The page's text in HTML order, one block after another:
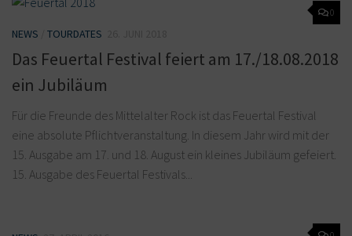
0
NEWS TOURDATES
Das Feuertal Festival feiert am 17./18.08.2018
ein Jubiläum
Für die Freunde des Mittelalter Rock ist das Feuertal Festival
eine absolute Pflichtveranstaltung. In diesem Jahr wird mit der
15. Ausgabe am 17. und 18. August ein kleines Jubiläum gefeiert.
15. Ausgabe des Feuertal Festivals...